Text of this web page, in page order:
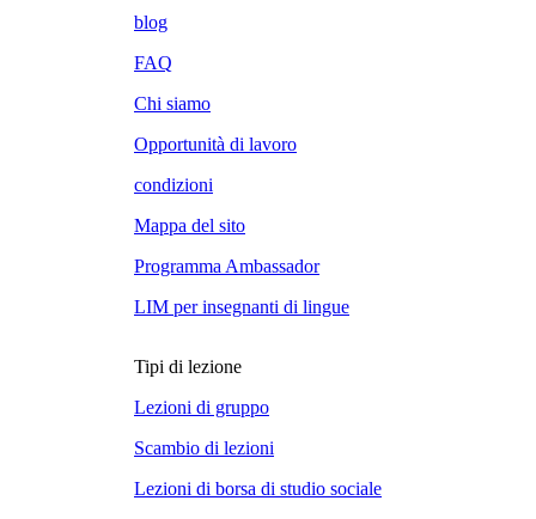
blog
FAQ
Chi siamo
Opportunità di lavoro
condizioni
Mappa del sito
Programma Ambassador
LIM per insegnanti di lingue
Tipi di lezione
Lezioni di gruppo
Scambio di lezioni
Lezioni di borsa di studio sociale